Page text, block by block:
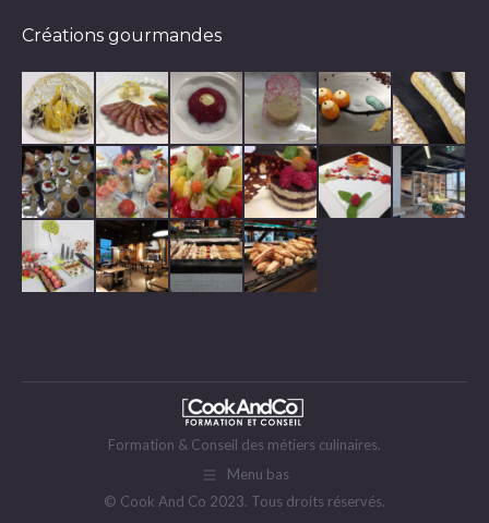
Créations gourmandes
Formation & Conseil des métiers culinaires.
Menu bas
© Cook And Co 2023. Tous droits réservés.